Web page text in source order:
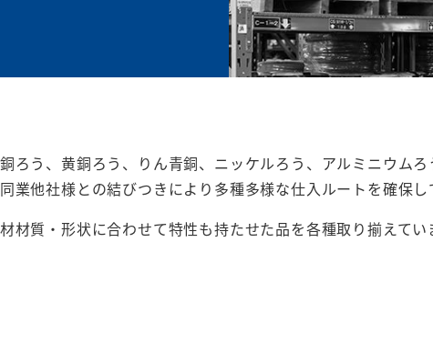
ろう、黄銅ろう、りん青銅、ニッケルろう、アルミニウムろ
業他社様との結びつきにより多種多様な仕入ルートを確保
材質・形状に合わせて特性も持たせた品を各種取り揃えてい